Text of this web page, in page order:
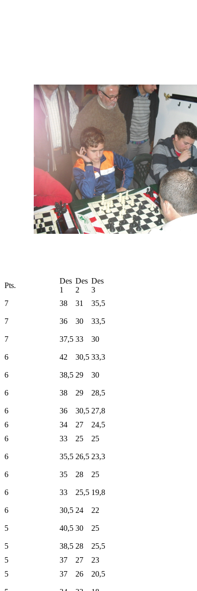
Pts.
Des
1
Des
2
Des
3
7 38 31 35,5
7 36 30 33,5
7 37,5 33 30
6 42 30,5 33,3
6 38,5 29 30
6 38 29 28,5
6 36 30,5 27,8
6 34 27
24,5
6 33 25 25
6 35,5 26,5 23,3
6 35 28 25
6 33 25,5 19,8
6 30,5 24 22
5 40,5 30 25
5 38,5 28
25,5
5 37 27
23
5 37 26 20,5